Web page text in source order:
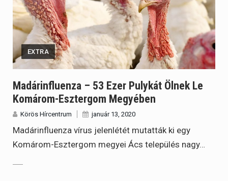
EXTRA
Madárinfluenza – 53 Ezer Pulykát Ölnek Le
Komárom-Esztergom Megyében
Körös Hírcentrum január 13, 2020
Madárinfluenza vírus jelenlétét mutatták ki egy
Komárom-Esztergom megyei Ács település nagy…